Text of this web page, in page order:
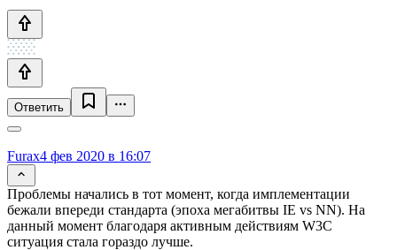
Ответить
Furax4 фев 2020 в 16:07
Проблемы начались в тот момент, когда имплементации
бежали впереди стандарта (эпоха мегабитвы IE vs NN). На
данный момент благодаря активным действиям W3C
ситуация стала гораздо лучше.